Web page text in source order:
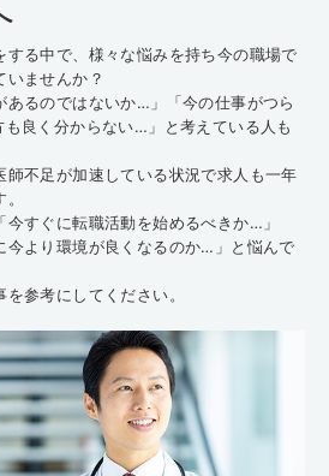
する中で、様々な悩みを持ち今の職場で
いませんか？
あるのではないか…」「今の仕事がつら
良く分からない…」と考えている人も
師不足が加速している状況で求人も一年
今すぐに転職活動を始めるべきか…」
今より環境が良くなるのか…」と悩んで
参考にしてください。